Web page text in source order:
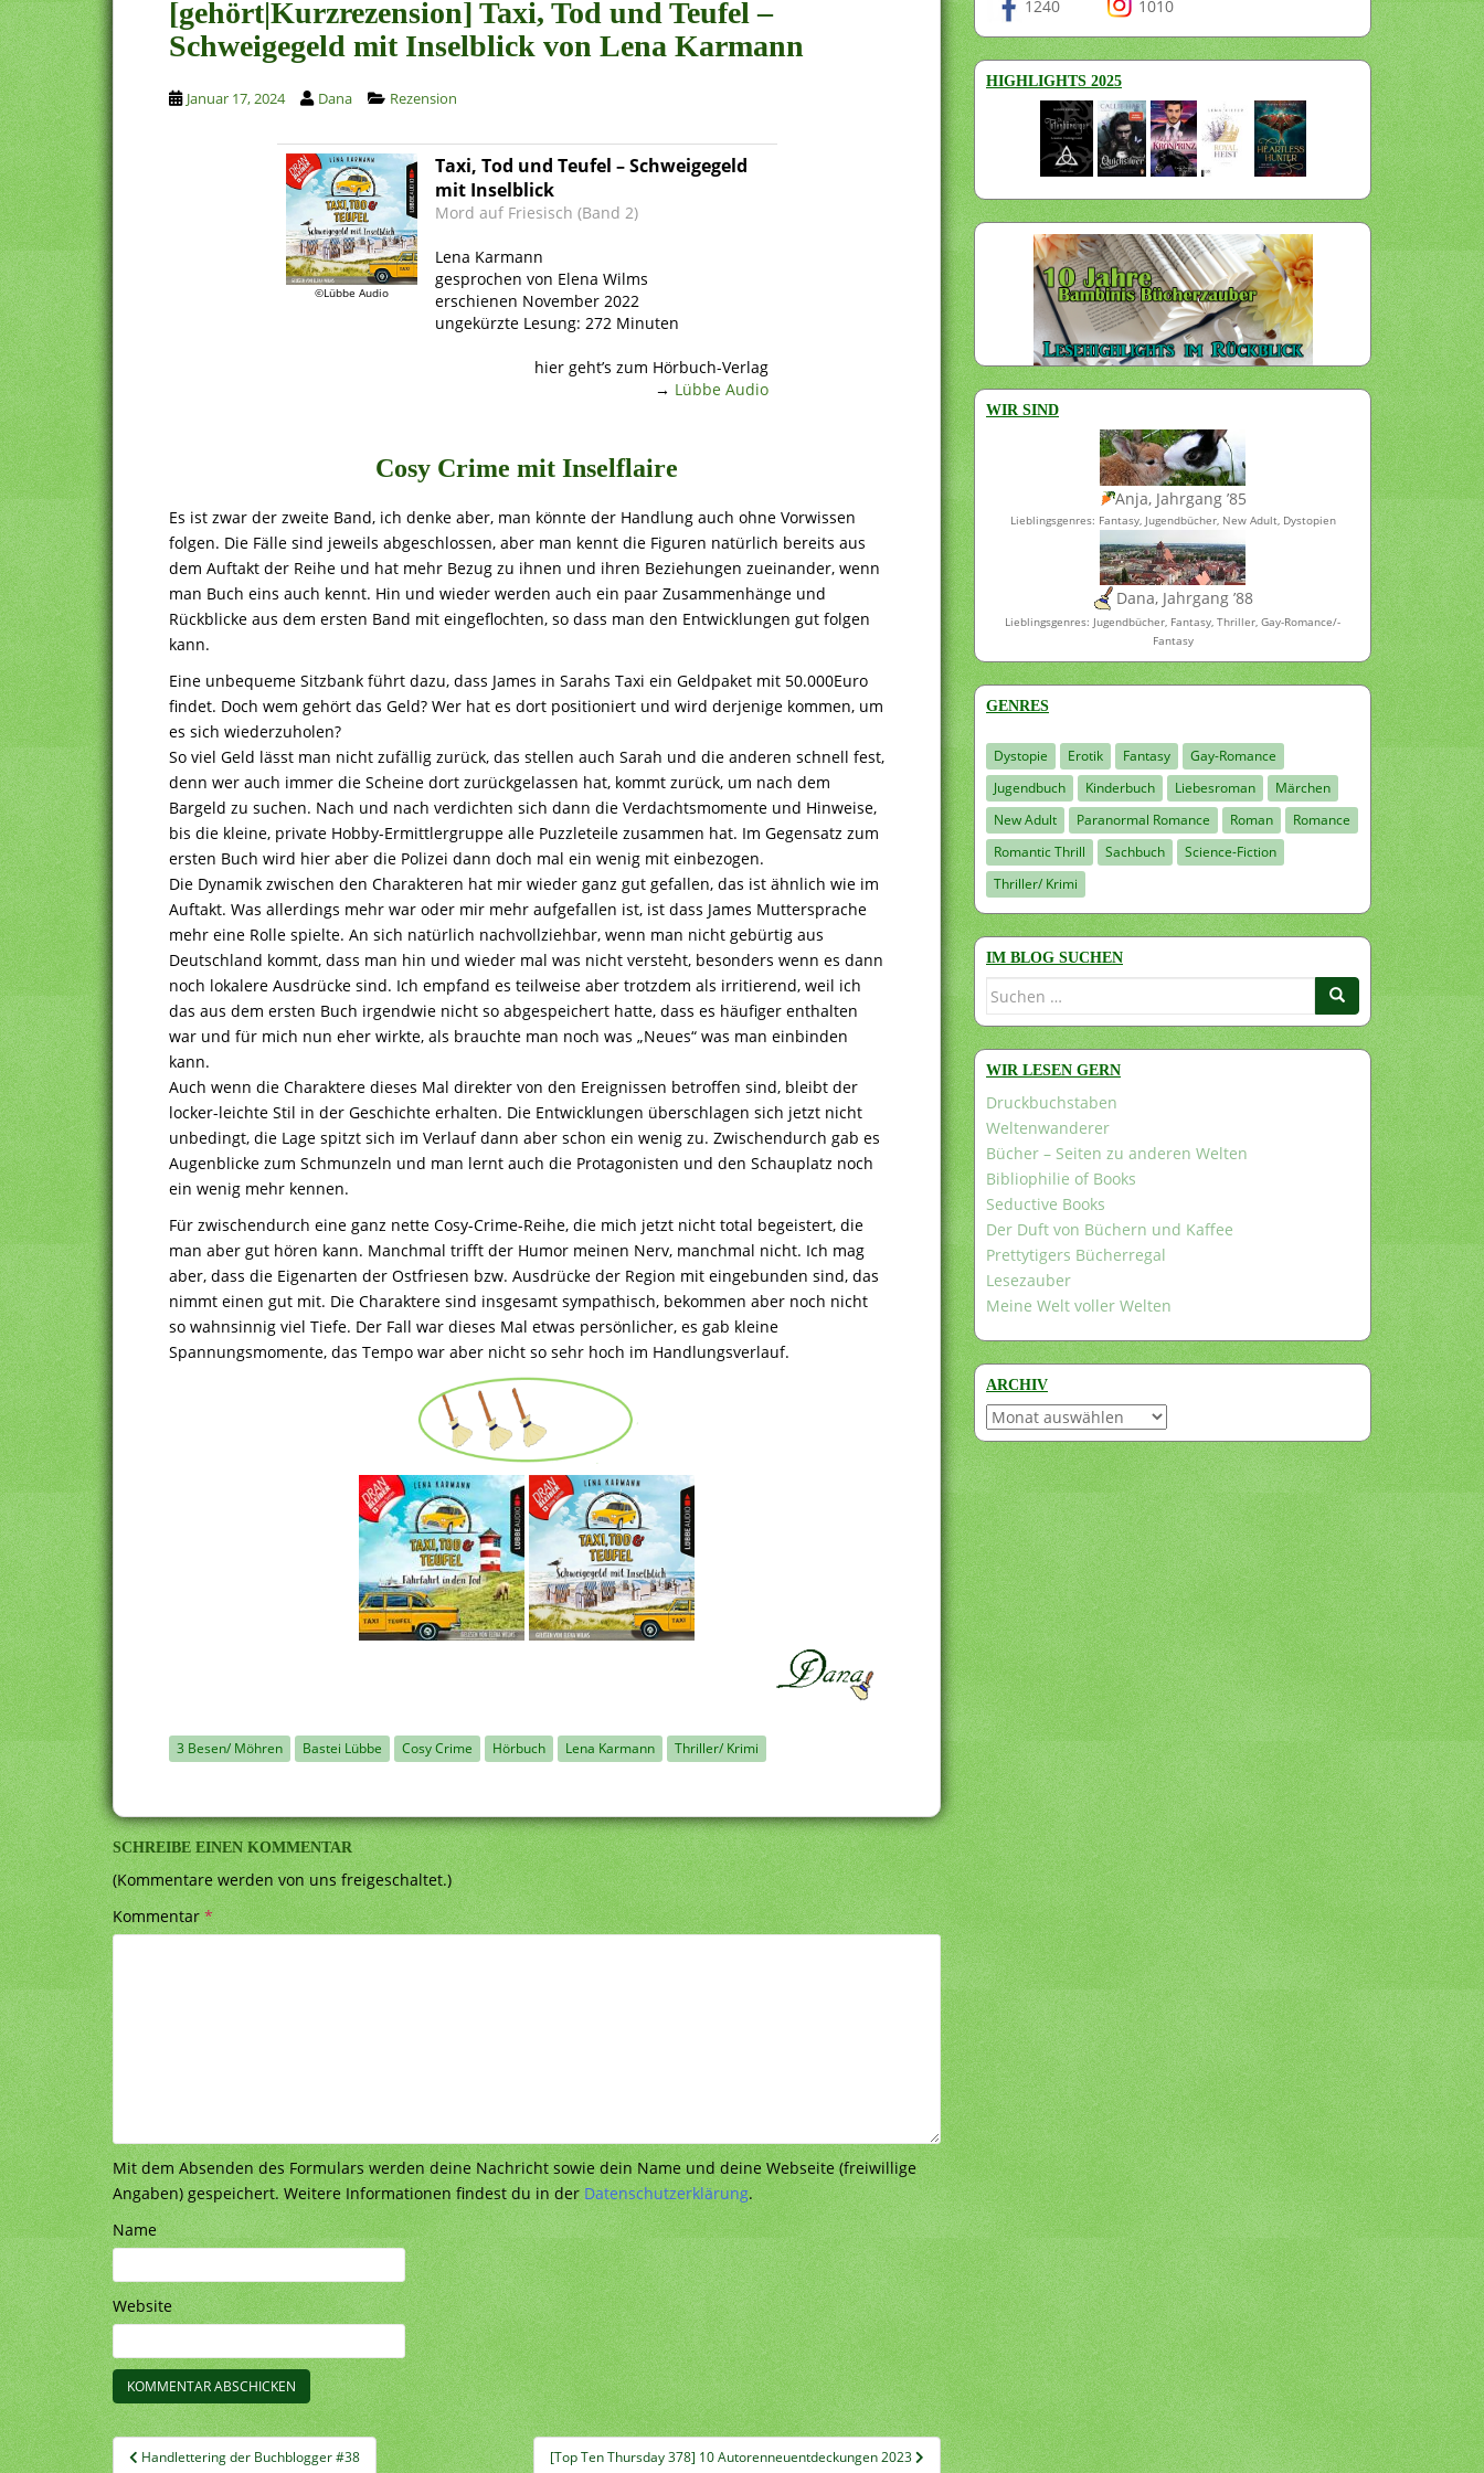
[gehört|Kurzrezension] Taxi, Tod und Teufel –
Schweigegeld mit Inselblick von Lena Karmann
Januar 17, 2024 Dana Rezension
©Lübbe Audio
Taxi, Tod und Teufel – Schweigegeld
mit Inselblick
Mord auf Friesisch (Band 2)
Lena Karmann
gesprochen von Elena Wilms
erschienen November 2022
ungekürzte Lesung: 272 Minuten
hier geht’s zum Hörbuch-Verlag
→ Lübbe Audio
Cosy Crime mit Inselflaire
Es ist zwar der zweite Band, ich denke aber, man könnte der Handlung auch ohne Vorwissen
folgen. Die Fälle sind jeweils abgeschlossen, aber man kennt die Figuren natürlich bereits aus
dem Auftakt der Reihe und hat mehr Bezug zu ihnen und ihren Beziehungen zueinander, wenn
man Buch eins auch kennt. Hin und wieder werden auch ein paar Zusammenhänge und
Rückblicke aus dem ersten Band mit eingeflochten, so dass man den Entwicklungen gut folgen
kann.
Eine unbequeme Sitzbank führt dazu, dass James in Sarahs Taxi ein Geldpaket mit 50.000Euro
findet. Doch wem gehört das Geld? Wer hat es dort positioniert und wird derjenige kommen, um
es sich wiederzuholen?
So viel Geld lässt man nicht zufällig zurück, das stellen auch Sarah und die anderen schnell fest,
denn wer auch immer die Scheine dort zurückgelassen hat, kommt zurück, um nach dem
Bargeld zu suchen. Nach und nach verdichten sich dann die Verdachtsmomente und Hinweise,
bis die kleine, private Hobby-Ermittlergruppe alle Puzzleteile zusammen hat. Im Gegensatz zum
ersten Buch wird hier aber die Polizei dann doch mal ein wenig mit einbezogen.
Die Dynamik zwischen den Charakteren hat mir wieder ganz gut gefallen, das ist ähnlich wie im
Auftakt. Was allerdings mehr war oder mir mehr aufgefallen ist, ist dass James Muttersprache
mehr eine Rolle spielte. An sich natürlich nachvollziehbar, wenn man nicht gebürtig aus
Deutschland kommt, dass man hin und wieder mal was nicht versteht, besonders wenn es dann
noch lokalere Ausdrücke sind. Ich empfand es teilweise aber trotzdem als irritierend, weil ich
das aus dem ersten Buch irgendwie nicht so abgespeichert hatte, dass es häufiger enthalten
war und für mich nun eher wirkte, als brauchte man noch was „Neues“ was man einbinden
kann.
Auch wenn die Charaktere dieses Mal direkter von den Ereignissen betroffen sind, bleibt der
locker-leichte Stil in der Geschichte erhalten. Die Entwicklungen überschlagen sich jetzt nicht
unbedingt, die Lage spitzt sich im Verlauf dann aber schon ein wenig zu. Zwischendurch gab es
Augenblicke zum Schmunzeln und man lernt auch die Protagonisten und den Schauplatz noch
ein wenig mehr kennen.
Für zwischendurch eine ganz nette Cosy-Crime-Reihe, die mich jetzt nicht total begeistert, die
man aber gut hören kann. Manchmal trifft der Humor meinen Nerv, manchmal nicht. Ich mag
aber, dass die Eigenarten der Ostfriesen bzw. Ausdrücke der Region mit eingebunden sind, das
nimmt einen gut mit. Die Charaktere sind insgesamt sympathisch, bekommen aber noch nicht
so wahnsinnig viel Tiefe. Der Fall war dieses Mal etwas persönlicher, es gab kleine
Spannungsmomente, das Tempo war aber nicht so sehr hoch im Handlungsverlauf.
3 Besen/ Möhren Bastei Lübbe Cosy Crime Hörbuch Lena Karmann Thriller/ Krimi
SCHREIBE EINEN KOMMENTAR
(Kommentare werden von uns freigeschaltet.)
Kommentar*
Mit dem Absenden des Formulars werden deine Nachricht sowie dein Name und deine Webseite (freiwillige
Angaben) gespeichert. Weitere Informationen findest du in derDatenschutzerklärung.
Name
Website
Beitragsnavigation
Handlettering der Buchblogger #38 [Top Ten Thursday 378] 10 Autorenneuentdeckungen 2023
1240 1010
HIGHLIGHTS 2025
WIR SIND
Anja, Jahrgang ’85
Lieblingsgenres: Fantasy, Jugendbücher, New Adult, Dystopien
Dana, Jahrgang ’88
Lieblingsgenres: Jugendbücher, Fantasy, Thriller, Gay-Romance/-
Fantasy
GENRES
Dystopie Erotik Fantasy
Gay-Romance
Jugendbuch
Kinderbuch Liebesroman
Märchen
New Adult
Paranormal Romance Roman
Romance
Romantic Thrill
Sachbuch
Science-Fiction
Thriller/ Krimi
IM BLOG SUCHEN
Suchen
WIR LESEN GERN
Druckbuchstaben
Weltenwanderer
Bücher – Seiten zu anderen Welten
Bibliophilie of Books
Seductive Books
Der Duft von Büchern und Kaffee
Prettytigers Bücherregal
Lesezauber
Meine Welt voller Welten
ARCHIV
Archiv